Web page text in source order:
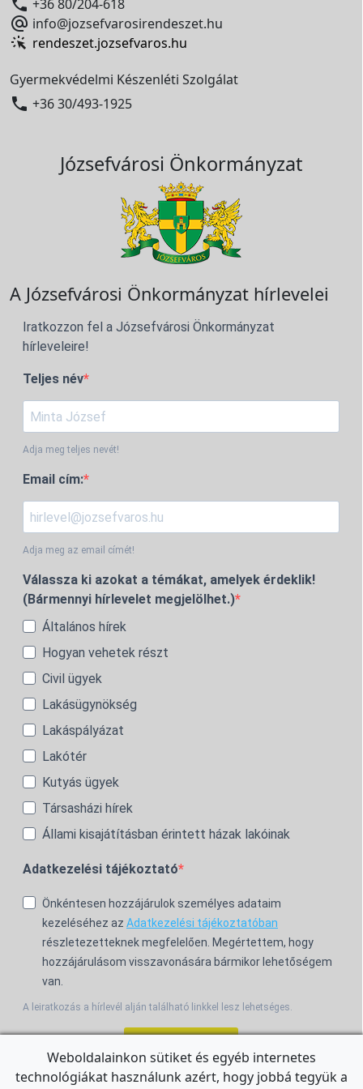
 +36 80/204-618
 info@jozsefvarosirendeszet.hu
rendeszet.jozsefvaros.hu
Gyermekvédelmi Készenléti Szolgálat
 +36 30/493-1925
Józsefvárosi Önkormányzat
A Józsefvárosi Önkormányzat hírlevelei
Iratkozzon fel a Józsefvárosi Önkormányzat
hírleveleire!
Teljes név
Adja meg teljes nevét!
Email cím:
Adja meg az email címét!
Válassza ki azokat a témákat, amelyek érdeklik!
(Bármennyi hírlevelet megjelölhet.)
Általános hírek
Hogyan vehetek részt
Civil ügyek
Lakásügynökség
Lakáspályázat
Lakótér
Kutyás ügyek
Társasházi hírek
Állami kisajátításban érintett házak lakóinak
Adatkezelési tájékoztató
Önkéntesen hozzájárulok személyes adataim
kezeléséhez az Adatkezelési tájékoztatóban
részletezetteknek megfelelően. Megértettem, hogy
hozzájárulásom visszavonására bármikor lehetőségem
van.
A leiratkozás a hírlevél alján található linkkel lesz lehetséges.
Weboldalainkon sütiket és egyéb internetes
technológiákat használunk azért, hogy jobbá tegyük a